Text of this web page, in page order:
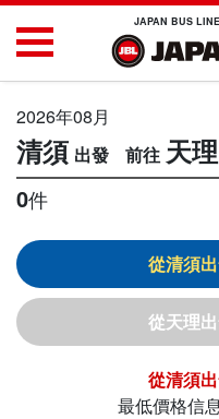
JAPAN BUS
2026年08月
清須 天理
0件
清須
天理
清須
最低價格信